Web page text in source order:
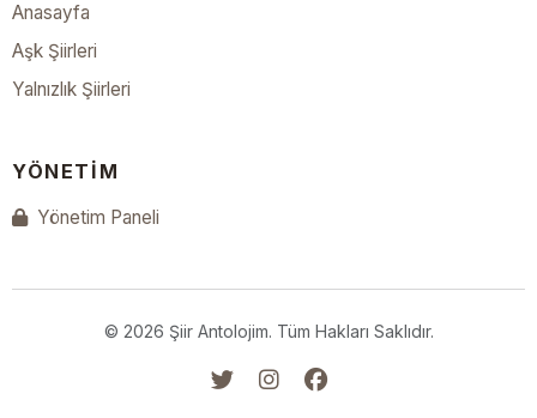
Anasayfa
Aşk Şiirleri
Yalnızlık Şiirleri
YÖNETIM
Yönetim Paneli
© 2026 Şiir Antolojim. Tüm Hakları Saklıdır.